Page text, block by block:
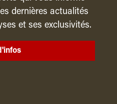
dernières actualités
et ses exclusivités.